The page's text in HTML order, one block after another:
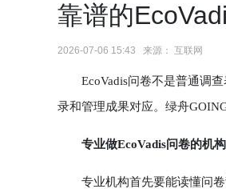
靠谱的
2026-07-06 15:43 来源： 互联网
EcoVadis问卷不是普通调查
录和管理成果对应。绿舟
专业做EcoVadis问卷的机
专业机构首先要能读懂问卷